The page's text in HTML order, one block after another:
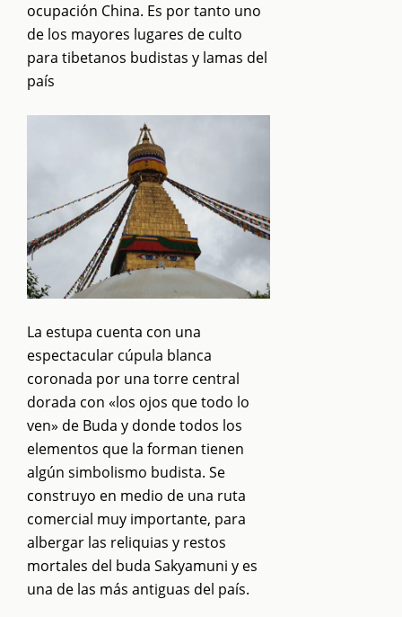
ocupación China. Es por tanto uno
de los mayores lugares de culto
para tibetanos budistas y lamas del
país
La estupa cuenta con una
espectacular cúpula blanca
coronada por una torre central
dorada con «los ojos que todo lo
ven» de Buda y donde todos los
elementos que la forman tienen
algún simbolismo budista. Se
construyo en medio de una ruta
comercial muy importante, para
albergar las reliquias y restos
mortales del buda Sakyamuni y es
una de las más antiguas del país.